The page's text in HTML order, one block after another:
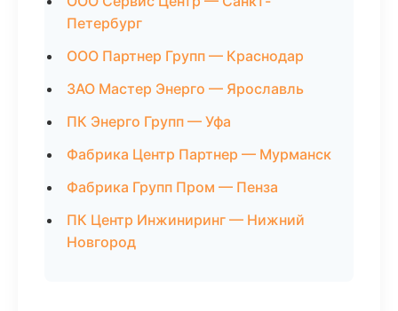
Петербург
ООО Партнер Групп — Краснодар
ЗАО Мастер Энерго — Ярославль
ПК Энерго Групп — Уфа
Фабрика Центр Партнер — Мурманск
Фабрика Групп Пром — Пенза
ПК Центр Инжиниринг — Нижний
Новгород